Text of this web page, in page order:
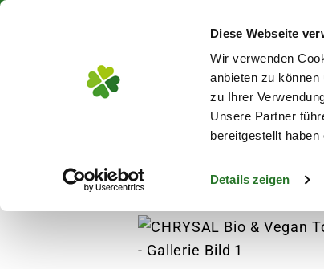
Diese Webseite
Wir verwenden
anbieten zu
zu Ihrer
Unsere Partner
bereitgestellt
Details zeigen
Blumen
Pflanzen Anzucht Gemüsesamen